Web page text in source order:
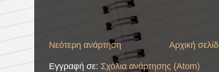
Νεότερη ανάρτηση Αρχική
Εγγραφή σε: Σχόλια ανάρτησης (Atom)